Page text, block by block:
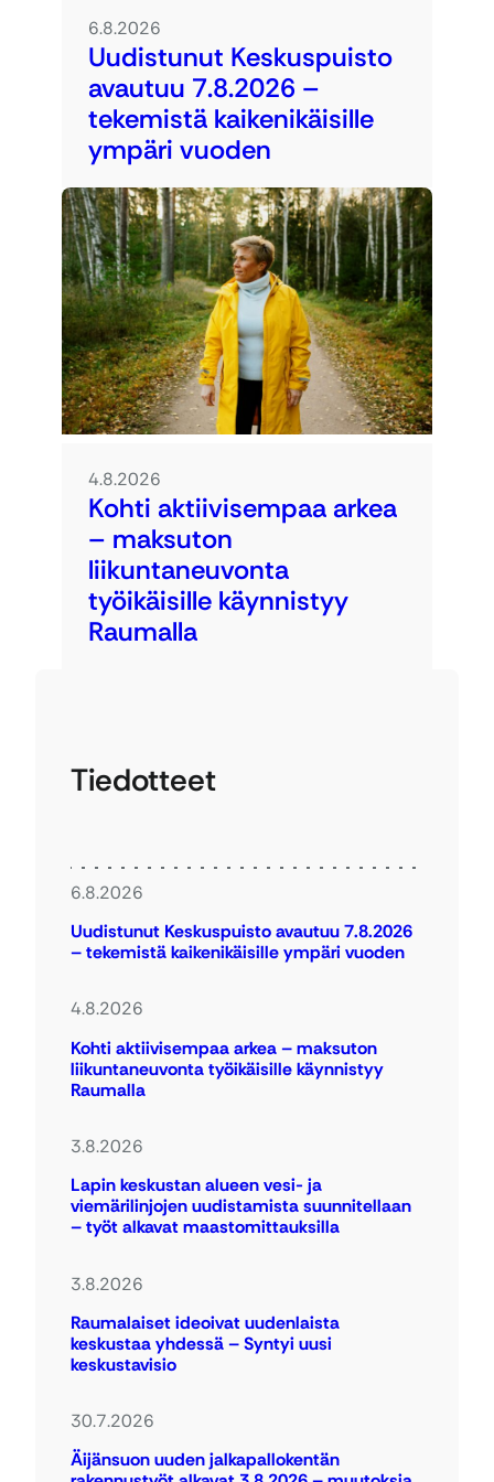
6.8.2026
Uudistunut Keskuspuisto
avautuu 7.8.2026 –
tekemistä kaikenikäisille
ympäri vuoden
4.8.2026
Kohti aktiivisempaa arkea
– maksuton
liikuntaneuvonta
työikäisille käynnistyy
Raumalla
Tiedotteet
6.8.2026
Uudistunut Keskuspuisto avautuu 7.8.2026
– tekemistä kaikenikäisille ympäri vuoden
4.8.2026
Kohti aktiivisempaa arkea – maksuton
liikuntaneuvonta työikäisille käynnistyy
Raumalla
3.8.2026
Lapin keskustan alueen vesi- ja
viemärilinjojen uudistamista suunnitellaan
– työt alkavat maastomittauksilla
3.8.2026
Raumalaiset ideoivat uudenlaista
keskustaa yhdessä – Syntyi uusi
keskustavisio
30.7.2026
Äijänsuon uuden jalkapallokentän